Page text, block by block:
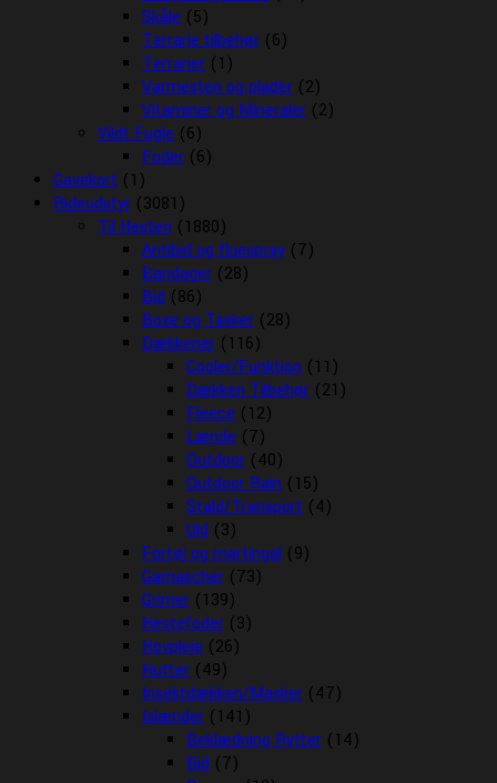
Skåle (5)
Terrarie tilbehør (6)
Terrarier (1)
Varmesten og plader (2)
Vitaminer og Mineraler (2)
Vildt Fugle (6)
Foder (6)
Gavekort (1)
Rideudstyr (3081)
Til Hesten (1880)
Antibid og fluespray (7)
Bandager (28)
Bid (86)
Boxe og Tasker (28)
Dækkener (116)
Cooler/Funktion (11)
Dækken Tilbehør (21)
Fleece (12)
Lænde (7)
Outdoor (40)
Outdoor Rain (15)
Stald/Transport (4)
Uld (3)
Fortøj og martingal (9)
Gamascher (73)
Grimer (139)
Hestefoder (3)
Hovpleje (26)
Hutter (49)
Insektdækken/Masker (47)
Islænder (141)
Beklædning Rytter (14)
Bid (7)